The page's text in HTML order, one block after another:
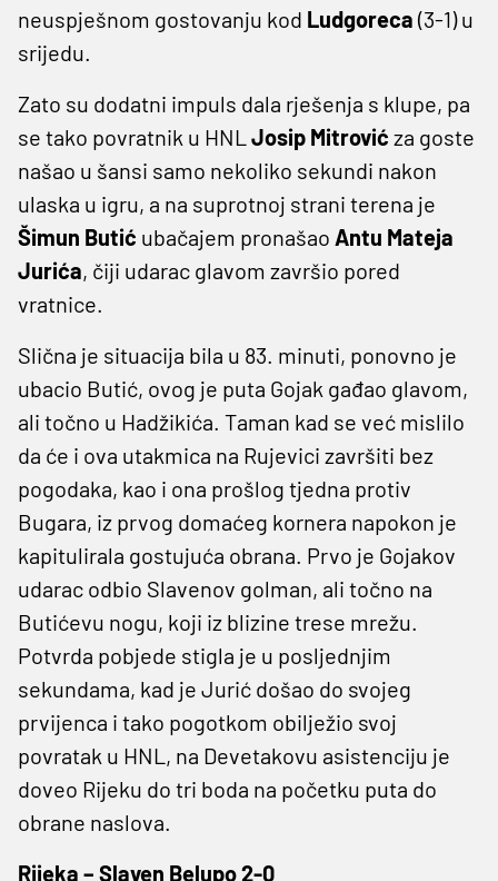
neuspješnom gostovanju kod Ludgoreca (3-1) u
srijedu.
Zato su dodatni impuls dala rješenja s klupe, pa
se tako povratnik u HNLJosip Mitrović za goste
našao u šansi samo nekoliko sekundi nakon
ulaska u igru, a na suprotnoj strani terena je
Šimun Butić ubačajem pronašao Antu Mateja
Jurića, čiji udarac glavom završio pored
vratnice.
Slična je situacija bila u 83. minuti, ponovno je
ubacio Butić, ovog je puta Gojak gađao glavom,
ali točno u Hadžikića. Taman kad se već mislilo
da će i ova utakmica na Rujevici završiti bez
pogodaka, kao i ona prošlog tjedna protiv
Bugara, iz prvog domaćeg kornera napokon je
kapitulirala gostujuća obrana. Prvo je Gojakov
udarac odbio Slavenov golman, ali točno na
Butićevu nogu, koji iz blizine trese mrežu.
Potvrda pobjede stigla je u posljednjim
sekundama, kad je Jurić došao do svojeg
prvijenca i tako pogotkom obilježio svoj
povratak u HNL, na Devetakovu asistenciju je
doveo Rijeku do tri boda na početku puta do
obrane naslova.
Rijeka – Slaven Belupo 2-0